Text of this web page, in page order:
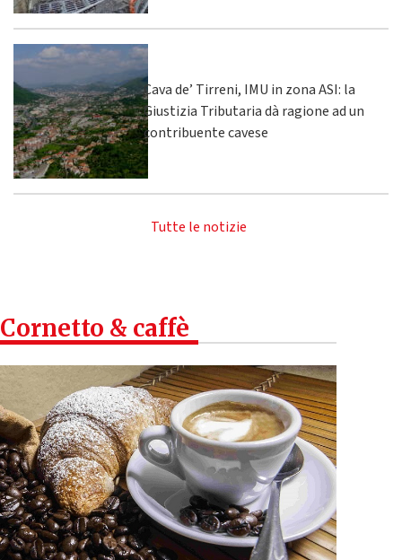
Cava de’ Tirreni, IMU in zona ASI: la
Giustizia Tributaria dà ragione ad un
contribuente cavese
Tutte le notizie
Cornetto & caffè